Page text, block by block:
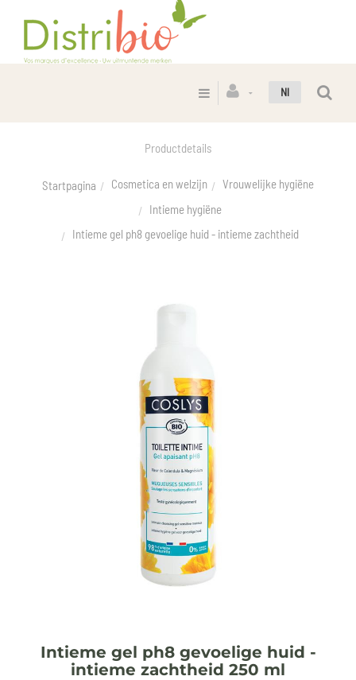
Nl
Productdetails
Startpagina Cosmetica en welzijn
Vrouwelijke hygiëne
Intieme hygiëne
Intieme gel ph8 gevoelige huid - intieme zachtheid
Intieme gel ph8 gevoelige huid -
intieme zachtheid 250 ml